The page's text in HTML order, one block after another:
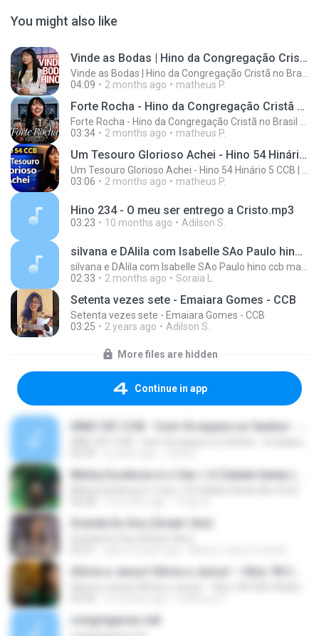
You might also like
Vinde as Bodas | Hino da Congregação Cristã no Brasil (CCB) | Hinário 5 Hino 83
04:09
2 months ago matheus P.
Forte Rocha - Hino da Congregação Cristã no Brasil (Hinário 5, Hino 31) | Louvor CCB
03:34
2 months ago matheus P.
Um Tesouro Glorioso Achei - Hino 54 Hinário 5 CCB | Congregação Cristã no Brasil
03:06
2 months ago matheus P.
Hino 234 - O meu ser entrego a Cristo.mp3
03:23 10 months ago Adilson S.
silvana e DAlila com Isabelle SAo Paulo hino ccb mais grato a ti.mp3
02:33
2 months ago Soraia L.
Setenta vezes sete - Emaiara Gomes - CCB
Setenta vezes sete - Emaiara Gomes - CCB
03:25
2 years ago Adilson S.
More files are hidden
Continue in app
Grande Eu Sou (Great I Am)
congregacao.net